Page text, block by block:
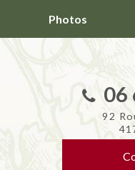
Photos
06
92